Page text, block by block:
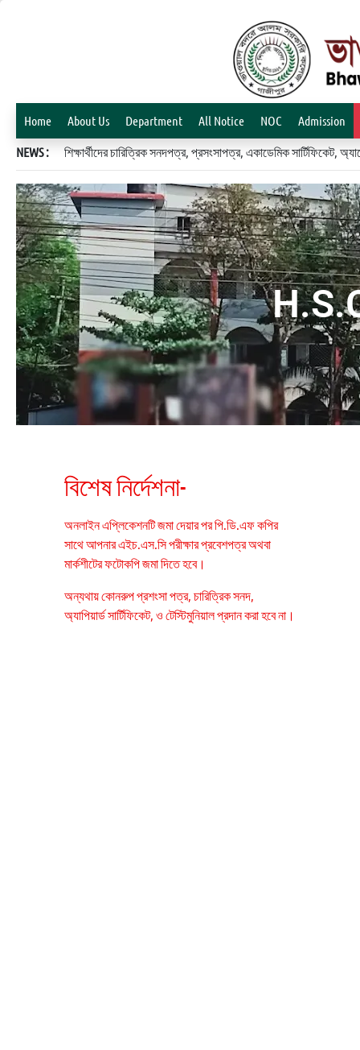
Home About Us Department All Notice NOC Admission
NEWS : শিক্ষার্থীদের চারিত্রিক সনদপত্র, প্রসংসাপত্র, একাডেমিক
বিশেষ নির্দেশনা-
অনলাইন এপ্লিকেশনটি জমা দেয়ার পর পি.ডি.এফ কপির
সাথে আপনার এইচ.এস.সি পরীক্ষার প্রবেশপত্র অথবা
মার্কশীটের ফটোকপি জমা দিতে হবে।
অন্যথায় কোনরুপ প্রশংসা পত্র, চারিত্রিক সনদ,
অ্যাপিয়ার্ড সার্টিফিকেট, ও টেস্টিমুনিয়াল প্রদান করা হবে না।